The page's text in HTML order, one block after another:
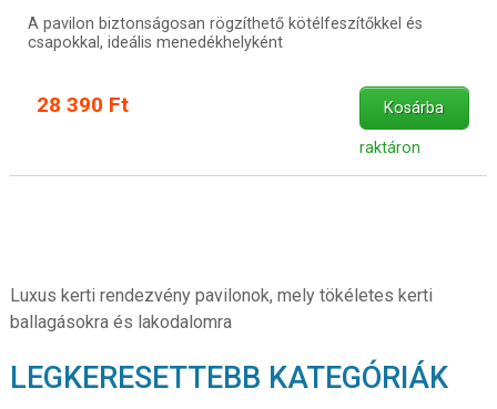
A pavilon biztonságosan rögzíthető kötélfeszítőkkel és
csapokkal, ideális menedékhelyként
28 390 Ft Kosárba
raktáron
Luxus kerti rendezvény pavilonok, mely tökéletes kerti
ballagásokra és lakodalomra
LEGKERESETTEBB KATEGÓRIÁK